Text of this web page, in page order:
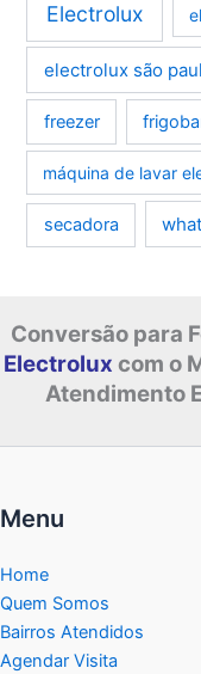
Electrolux
electrolux são
freezer
máquina de lavar
secadora
Conversão para
Electrolux com o
Atendimento
Menu
Home
Quem Somos
Bairros Atendidos
Agendar Visita